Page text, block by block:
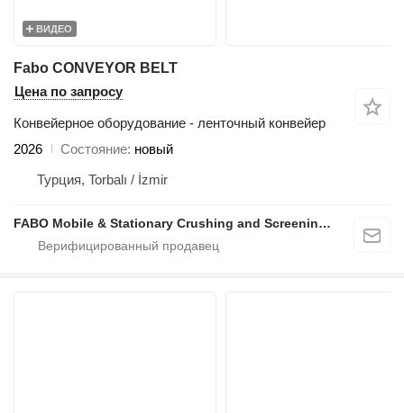
ВИДЕО
Fabo CONVEYOR BELT
Цена по запросу
Конвейерное оборудование - ленточный конвейер
2026
Состояние новый
Турция, Torbalı / İzmir
FABO Mobile & Stationary Crushing and Screening Plants | Concrete Batching Plants Manufacturer